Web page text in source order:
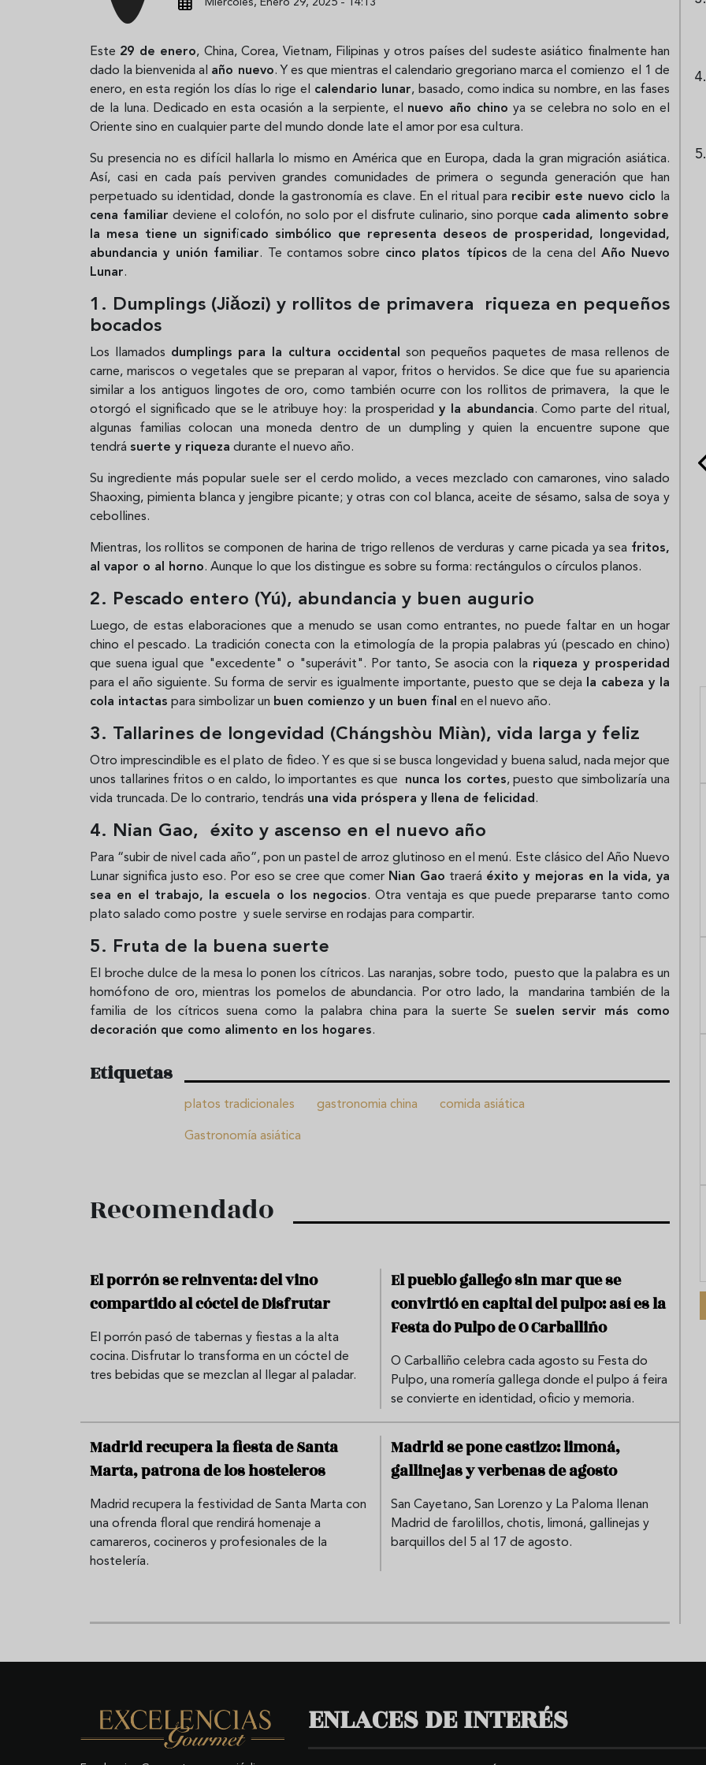
Miércoles, Enero 29, 2025 - 14:13
Este 29 de enero, China, Corea, Vietnam, Filipinas y otros países del sudeste asiático finalmente han
dado la bienvenida al año nuevo. Y es que mientras el calendario gregoriano marca el comienzo el 1 de
enero, en esta región los días lo rige el calendario lunar, basado, como indica su nombre, en las fases
de la luna. Dedicado en esta ocasión a la serpiente, el nuevo año chino ya se celebra no solo en el
Oriente sino en cualquier parte del mundo donde late el amor por esa cultura.
Su presencia no es difícil hallarla lo mismo en América que en Europa, dada la gran migración asiática.
Así, casi en cada país perviven grandes comunidades de primera o segunda generación que han
perpetuado su identidad, donde la gastronomía es clave. En el ritual para recibir este nuevo ciclo
la
cena familiar deviene el colofón, no solo por el disfrute culinario, sino porque cada alimento sobre
la mesa tiene un significado simbólico que representa deseos de prosperidad, longevidad,
abundancia y unión familiar. Te contamos sobre cinco platos típicos de la cena del Año Nuevo
Lunar.
1. Dumplings (Jiǎozi) y rollitos de primavera riqueza en pequeños
bocados
Los llamados dumplings para la cultura occidentalson pequeños paquetes de masa rellenos de
carne, mariscos o vegetales que se preparan al vapor, fritos o hervidos. Se dice que fue su apariencia
similar a los antiguos lingotes de oro, como también ocurre con los rollitos de primavera, la que le
otorgó el significado que se le atribuye hoy: la prosperidad y la abundancia. Como parte del ritual,
algunas familias colocan una moneda dentro de un dumpling y quien la encuentre supone que
tendrá suerte y riqueza durante el nuevo año.
Su ingrediente más popular suele ser el cerdo molido, a veces mezclado con camarones, vino salado
Shaoxing, pimienta blanca y jengibre picante; y otras con col blanca, aceite de sésamo, salsa de soya y
cebollines.
Mientras, los rollitos se componen de harina de trigo rellenos de verduras y carne picada ya sea fritos,
al vapor o al horno. Aunque lo que los distingue es sobre su forma: rectángulos o círculos planos.
2. Pescado entero (Yú), abundancia y buen augurio
Luego, de estas elaboraciones que a menudo se usan como entrantes, no puede faltar en un hogar
chino el pescado. La tradición conecta con la etimología de la propia palabras yú (pescado en chino)
que suena igual que "excedente" o "superávit". Por tanto, Se asocia con la riqueza y prosperidad
para el año siguiente. Su forma de servir es igualmente importante, puesto que se deja
la cabeza y la
cola intactas para simbolizar un buen comienzo y un buen final en el nuevo año.
3. Tallarines de longevidad (Chángshòu Miàn), vida larga y feliz
Otro imprescindible es el plato de fideo. Y es que si se busca longevidad y buena salud, nada mejor que
unos tallarines fritos o en caldo, lo importantes es que nunca los cortes, puesto que simbolizaría una
vida truncada. De lo contrario, tendrás una vida próspera y llena de felicidad .
4. Nian Gao, éxito y ascenso en el nuevo año
Para “subir de nivel cada año”, pon un pastel de arroz glutinoso en el menú. Este clásico del Año Nuevo
Lunar significa justo eso. Por eso se cree que comer Nian Gao traerá éxito y mejoras en la vida, ya
sea en el trabajo, la escuela o los negocios. Otra ventaja es que puede prepararse tanto como
plato salado como postre y suele servirse en rodajas para compartir.
5. Fruta de la buena suerte
El broche dulce de la mesa lo ponen los cítricos. Las naranjas, sobre todo, puesto que la palabra es un
homófono de oro, mientras los pomelos de abundancia. Por otro lado, la mandarina también de la
familia de los cítricos suena como la palabra china para la suerte Se suelen servir más como
decoración que como alimento en los hogares.
Etiquetas
platos tradicionales gastronomia china comida asiática
Gastronomía asiática
Recomendado
El porrón se reinventa: del vino
compartido al cóctel de Disfrutar
El porrón pasó de tabernas y fiestas a la alta
cocina. Disfrutar lo transforma en un cóctel de
tres bebidas que se mezclan al llegar al paladar.
El pueblo gallego sin mar que se
convirtió en capital del pulpo: así es la
Festa do Pulpo de O Carballiño
O Carballiño celebra cada agosto su Festa do
Pulpo, una romería gallega donde el pulpo á feira
se convierte en identidad, oficio y memoria.
Madrid recupera la fiesta de Santa
Marta, patrona de los hosteleros
Madrid recupera la festividad de Santa Marta con
una ofrenda floral que rendirá homenaje a
camareros, cocineros y profesionales de la
hostelería.
Madrid se pone castizo: limoná,
gallinejas y verbenas de agosto
San Cayetano, San Lorenzo y La Paloma llenan
Madrid de farolillos, chotis, limoná, gallinejas y
barquillos del 5 al 17 de agosto.
ENLACES DE INTERÉS